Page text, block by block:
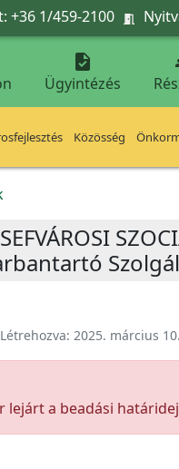
+36 1/459-2100 

Ügyintézés
Közösség
2025. március 10.
lejárt a beadási